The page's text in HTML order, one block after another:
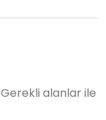
Gerekli alanlar ile